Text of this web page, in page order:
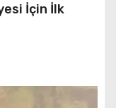
İçin İlk